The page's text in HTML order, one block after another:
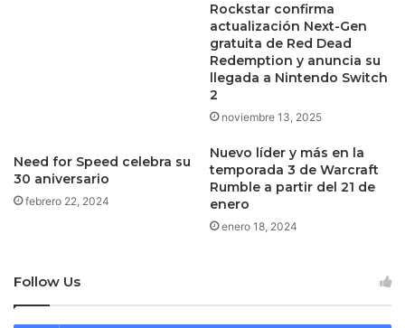
Rockstar confirma
actualización Next-Gen
gratuita de Red Dead
Redemption y anuncia su
llegada a Nintendo Switch
2
noviembre 13, 2025
Need for Speed celebra su
30 aniversario
febrero 22, 2024
Nuevo líder y más en la
temporada 3 de Warcraft
Rumble a partir del 21 de
enero
enero 18, 2024
Follow Us